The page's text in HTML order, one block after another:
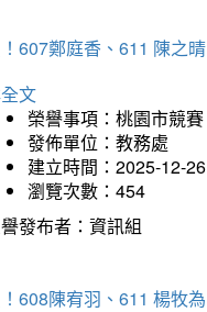
607鄭庭香、611 陳之
文
榮譽事項：桃園市競賽
發佈單位：教務處
建立時間：2025-12-26
瀏覽次數：454
發布者：資訊組
608陳宥羽、611 楊牧